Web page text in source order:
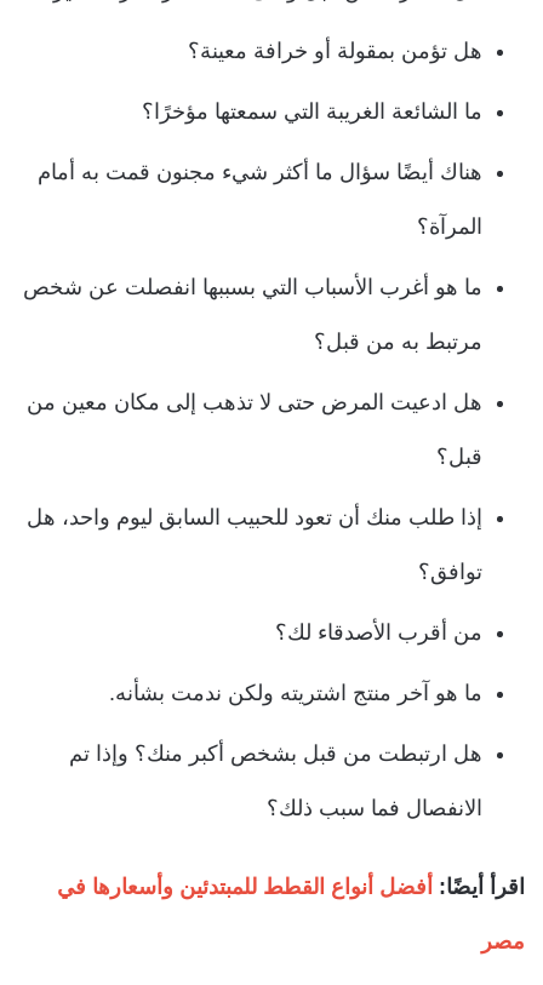
هل تؤمن بمقولة أو خرافة معينة؟
ما الشائعة الغريبة التي سمعتها مؤخرًا؟
هناك أيضًا سؤال ما أكثر شيء مجنون قمت به أمام
المرآة؟
ما هو أغرب الأسباب التي بسببها انفصلت عن شخص
مرتبط به من قبل؟
هل ادعيت المرض حتى لا تذهب إلى مكان معين من
قبل؟
إذا طلب منك أن تعود للحبيب السابق ليوم واحد، هل
توافق؟
من أقرب الأصدقاء لك؟
ما هو آخر منتج اشتريته ولكن ندمت بشأنه.
هل ارتبطت من قبل بشخص أكبر منك؟ وإذا تم
الانفصال فما سبب ذلك؟
اقرأ أيضًا: أفضل أنواع القطط للمبتدئين وأسعارها في
مصر